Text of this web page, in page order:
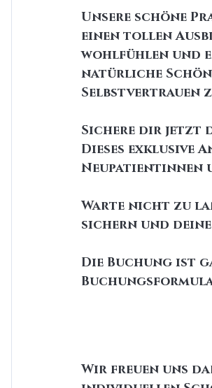
Unsere schöne
einen tollen
wohlfühlen und
natürliche
Selbstvertrauen
Sichere dir jetzt
Dieses exklusive
Neupatientinnen
Warte nicht zu
sichern und
Die Buchung ist
Wir freuen uns